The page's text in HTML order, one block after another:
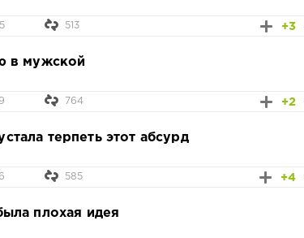
+3
513
в мужской
+2
764
терпеть этот абсурд
+4
585
плохая идея